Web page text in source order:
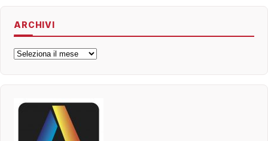
ARCHIVI
Archivi